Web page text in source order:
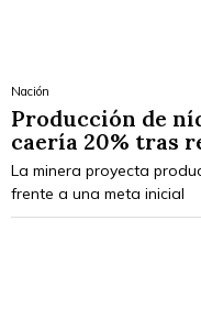
Nación
Producción de
caería 20% tras
La minera proyecta
frente a una meta inicial